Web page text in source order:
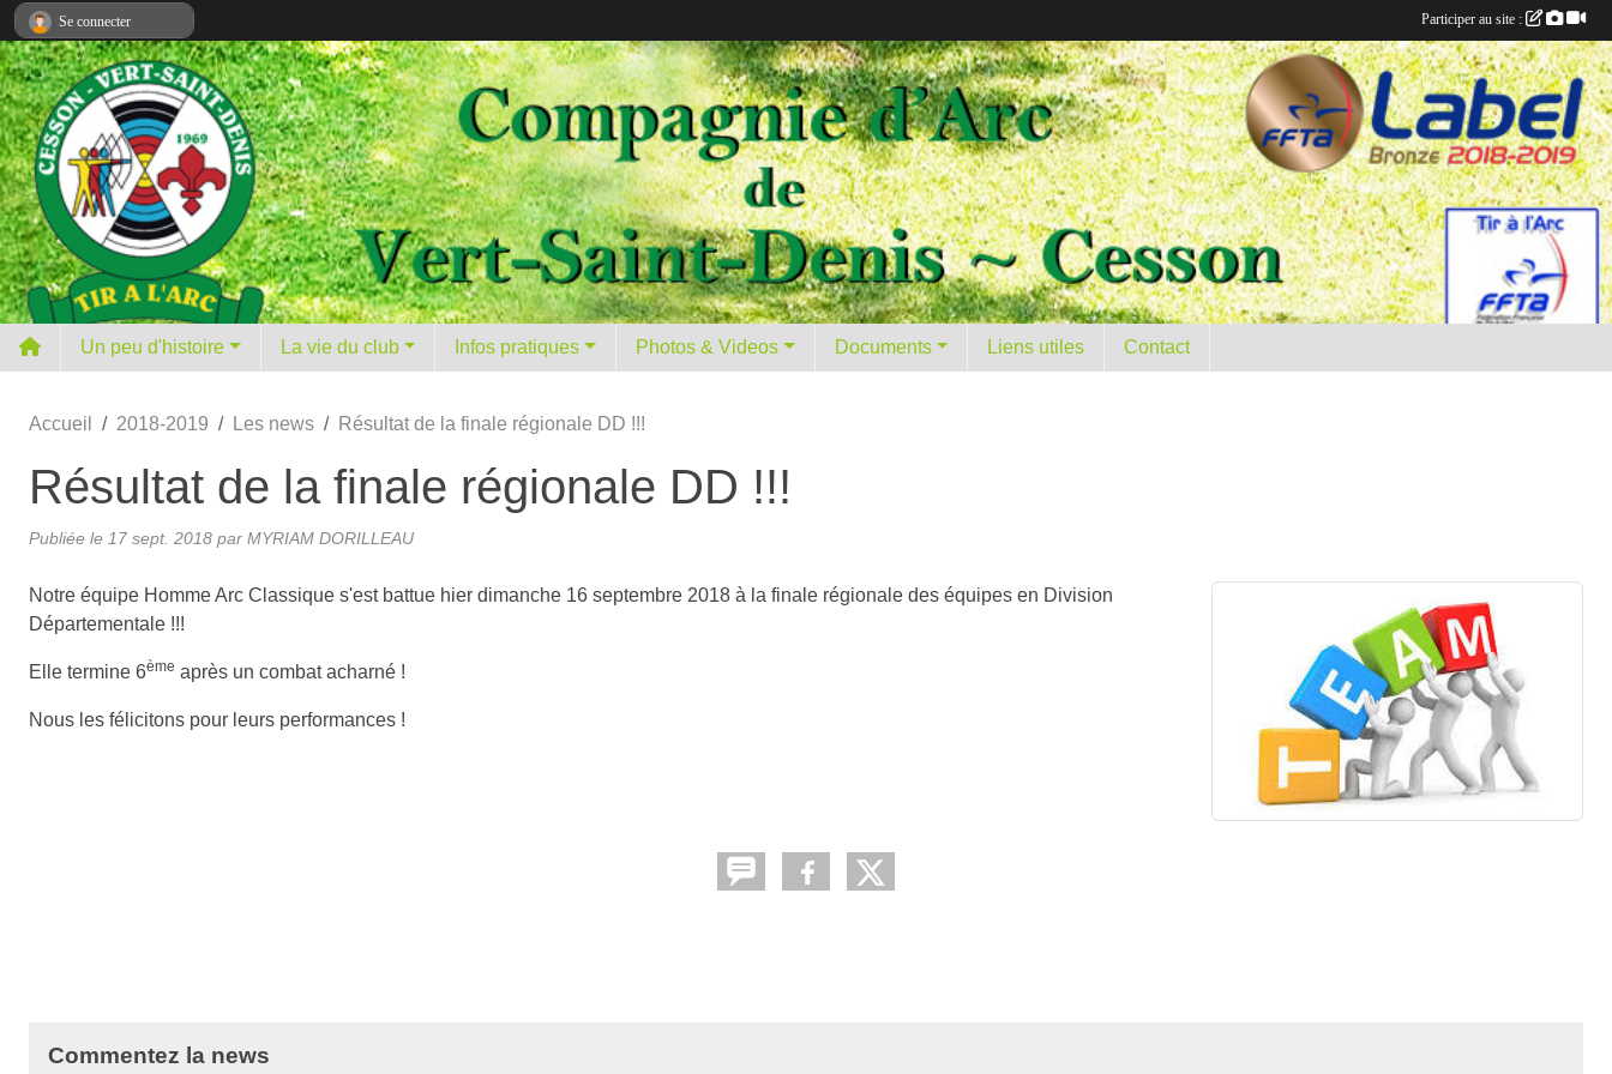
Un peu d'histoire La vie du club Infos pratiques Photos & Videos Documents Liens utiles Contact
Accueil 2018-2019 Les news Résultat de la finale régionale DD !!!
Résultat de la finale régionale DD !!!
Publiée le 17 sept. 2018 par MYRIAM DORILLEAU
Notre équipe Homme Arc Classique s'est battue hier dimanche 16 septembre 2018 à la finale régionale des équipes en Division
Départementale !!!
Elle termine 6ème après un combat acharné !
Nous les félicitons pour leurs performances !
Commentez la news
Se connecter Participer au site :
Panneau de gestion des cookies